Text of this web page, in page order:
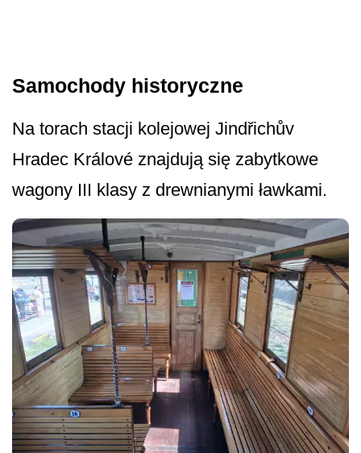
Samochody historyczne
Na torach stacji kolejowej Jindřichův
Hradec Králové znajdują się zabytkowe
wagony III klasy z drewnianymi ławkami.